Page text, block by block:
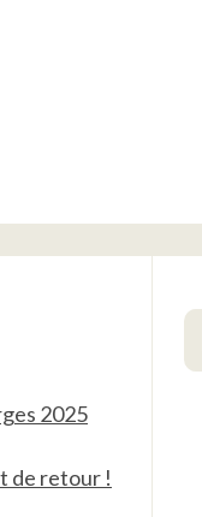
2025
de retour !